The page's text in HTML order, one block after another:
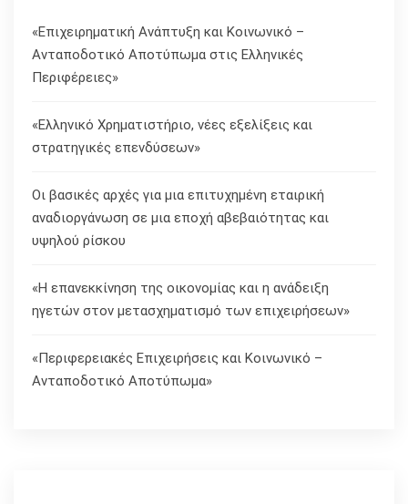
«Επιχειρηματική Ανάπτυξη και Κοινωνικό –
Ανταποδοτικό Αποτύπωμα στις Ελληνικές
Περιφέρειες»
«Ελληνικό Χρηματιστήριο, νέες εξελίξεις και
στρατηγικές επενδύσεων»
Οι βασικές αρχές για μια επιτυχημένη εταιρική
αναδιοργάνωση σε μια εποχή αβεβαιότητας και
υψηλού ρίσκου
«Η επανεκκίνηση της οικονομίας και η ανάδειξη
ηγετών στον μετασχηματισμό των επιχειρήσεων»
«Περιφερειακές Επιχειρήσεις και Κοινωνικό –
Ανταποδοτικό Αποτύπωμα»